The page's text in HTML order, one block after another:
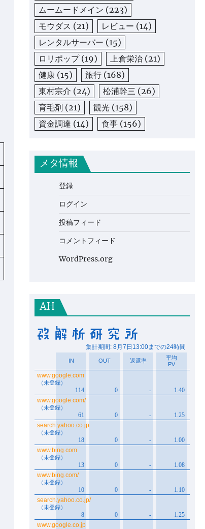
ムームードメイン (223)
モウダス (21) レビュー (14)
レンタルサーバー (15)
ロリポップ(19) 上倉栄治 (21)
健康 (15) 旅行 (168)
東村宗介 (24) 松浦幹三 (26)
育毛剤 (21) 観光 (158)
資金調達 (14) 食事 (156)
メタ情報
登録
ログイン
投稿フィード
コメントフィード
WordPress.org
AH